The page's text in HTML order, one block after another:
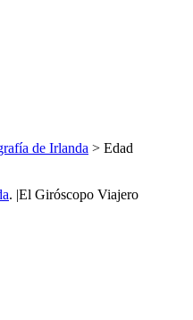
de Irlanda > Edad
. |El Giróscopo Viajero